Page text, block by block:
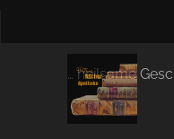
… heilsame